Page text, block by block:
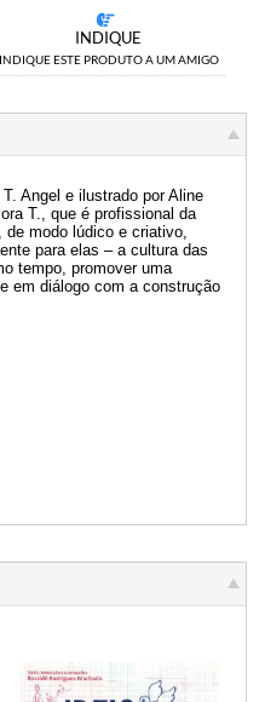
INDIQUE
INDIQUE ESTE PRODUTO A UM AMIGO
Angel e ilustrado por Aline
T., que é profissional da
modo lúdico e criativo,
para elas – a cultura das
tempo, promover uma
em diálogo com a construção